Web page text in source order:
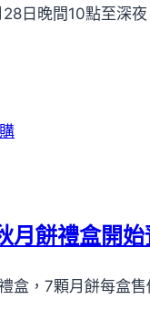
日晚間10點至深
月餅禮盒開始
盒，7顆月餅每盒